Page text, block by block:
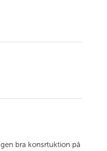
bra konsrtuktion på